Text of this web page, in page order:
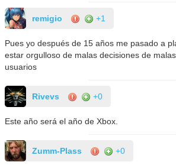
remigio +1
Pues yo después de 15 años me pasado a
estar orgulloso de malas decisiones de
usuarios
Rivevs +0
Este año será el año de Xbox.
Zumm-Plass +0